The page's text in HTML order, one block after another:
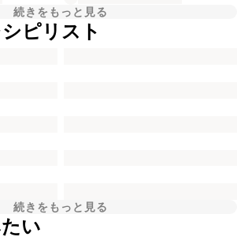
続きをもっと見る
ピリスト
続きをもっと見る
い